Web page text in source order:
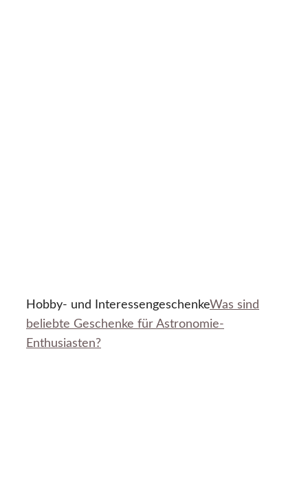
Hobby- und InteressengeschenkeWas sind
beliebte Geschenke für Astronomie-
Enthusiasten?